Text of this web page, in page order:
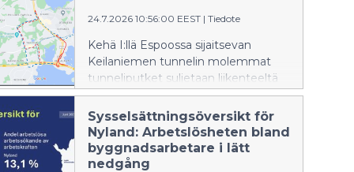
24.7.2026 10:56:00 EEST | Tiedote
Kehä I:llä Espoossa sijaitsevan
Keilaniemen tunnelin molemmat
tunneliputket suljetaan liikenteeltä
ensi viikolla 30.–31.7.2026 välisenä
yönä klo 22.00–05.00.
Sysselsättningsöversikt för
Nyland: Arbetslösheten bland
byggnadsarbetare i lätt
nedgång